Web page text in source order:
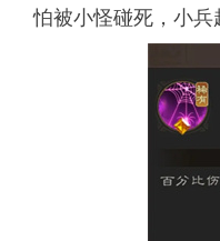
怕被小怪碰死，小